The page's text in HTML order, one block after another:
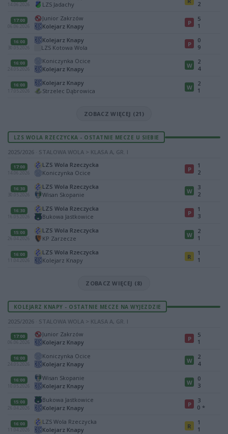
14.06.2026
LZS Jadachy
2
17:00
06.06.2026
Junior Zakrzów
Kolejarz Knapy
P
5
1
16:00
30.05.2026
Kolejarz Knapy
LZS Kotowa Wola
P
0
9
16:00
24.05.2026
Koniczynka Ocice
Kolejarz Knapy
W
2
4
16:00
17.05.2026
Kolejarz Knapy
Strzelec Dąbrowica
W
2
1
ZOBACZ WIĘCEJ (21)
LZS WOLA RZECZYCKA - OSTATNIE MECZE U SIEBIE
2025/2026 · STALOWA WOLA > KLASA A, GR. I
17:00
14.06.2026
LZS Wola Rzeczycka
Koniczynka Ocice
P
1
2
16:30
30.05.2026
LZS Wola Rzeczycka
Wisan Skopanie
W
3
2
16:30
16.05.2026
LZS Wola Rzeczycka
Bukowa Jastkowice
P
1
3
15:00
26.04.2026
LZS Wola Rzeczycka
KP Zarzecze
W
2
1
16:00
11.04.2026
LZS Wola Rzeczycka
Kolejarz Knapy
R
1
1
ZOBACZ WIĘCEJ (8)
KOLEJARZ KNAPY - OSTATNIE MECZE NA WYJEZDZIE
2025/2026 · STALOWA WOLA > KLASA A, GR. I
17:00
06.06.2026
Junior Zakrzów
Kolejarz Knapy
P
5
1
16:00
24.05.2026
Koniczynka Ocice
Kolejarz Knapy
W
2
4
16:00
10.05.2026
Wisan Skopanie
Kolejarz Knapy
W
0
3
15:00
26.04.2026
Bukowa Jastkowice
Kolejarz Knapy
P
3
0 *
16:00
11.04.2026
LZS Wola Rzeczycka
Kolejarz Knapy
R
1
1